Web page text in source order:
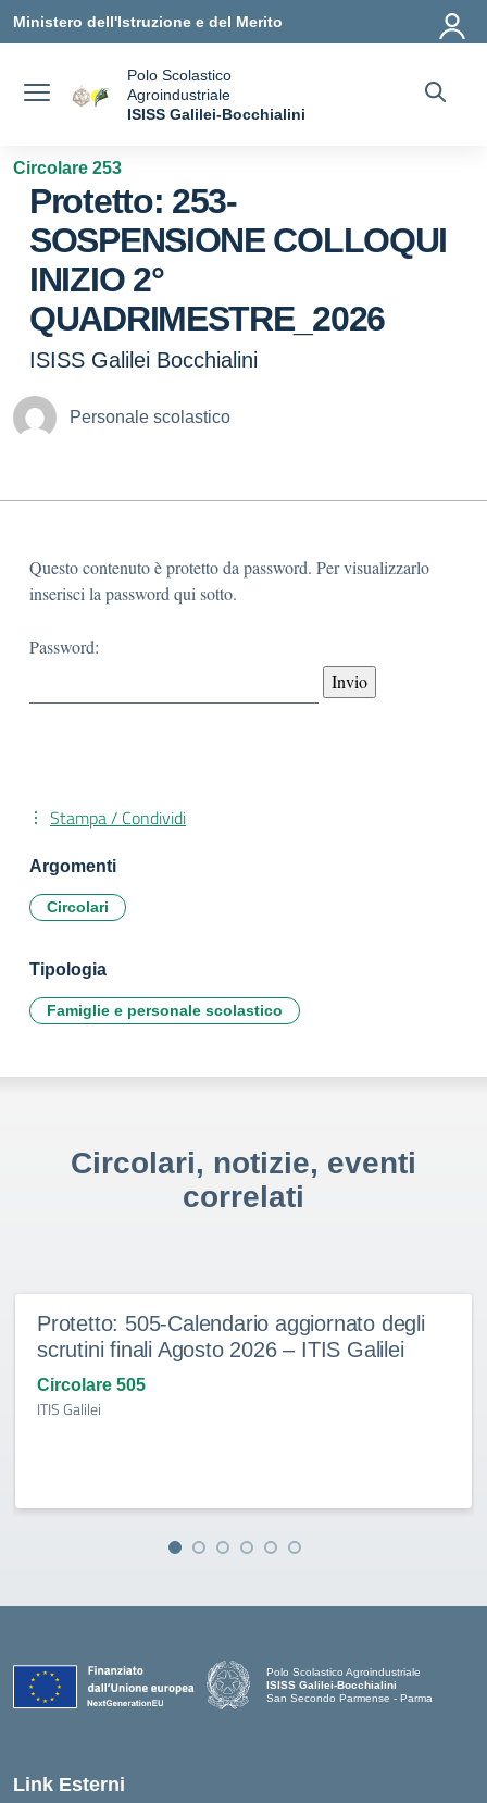
Vai ai contenuti
Vai al menu di navigazione
Vai al footer
Ministero dell'Istruzione e del Merito
Polo Scolastico
Agroindustriale
ISISS Galilei-Bocchialini
Circolare 253
Protetto: 253-
SOSPENSIONE COLLOQUI
INIZIO 2°
QUADRIMESTRE_2026
ISISS Galilei Bocchialini
Personale scolastico
Questo contenuto è protetto da password. Per visualizzarlo
inserisci la password qui sotto.
Password:
Stampa / Condividi
Argomenti
Circolari
Tipologia
Famiglie e personale scolastico
Circolari, notizie, eventi
correlati
Protetto: 505-Calendario aggiornato degli
scrutini finali Agosto 2026 – ITIS Galilei
Circolare 505
ITIS Galilei
Polo Scolastico Agroindustriale
ISISS Galilei-Bocchialini
San Secondo Parmense - Parma
Link Esterni